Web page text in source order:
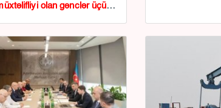
olan gənclər üçün